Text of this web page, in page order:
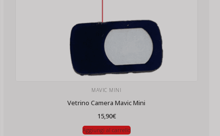
MAVIC MINI
Vetrino Camera Mavic Mini
15,90€
Aggiungi al carrello